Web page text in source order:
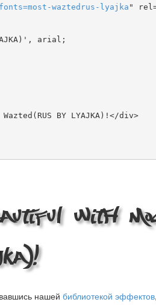
fonts=most-waztedrus-lyajka "
arial;
with
нашей библиотекой эффектов